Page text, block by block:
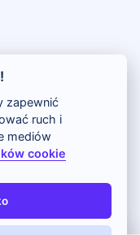
zapewnić
ruch i
mediów
cookie